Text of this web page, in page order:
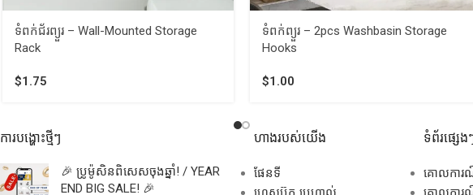
ទំពក់ជ័រព្យួរ – Wall-Mounted Storage
Rack
$1.75
ទំពក់ព្យួរ – 2pcs Washbasin Storage
Hooks
$1.00
ការបង្ហោះថ្មីៗ
🎉 ប្រូម៉ូសិនពិសេសចុងឆ្នាំ! / YEAR
END BIG SALE! 🎉
ហាងរបស់យើង
ផែនទី
ទំព័រផ្សេង
គោលការ